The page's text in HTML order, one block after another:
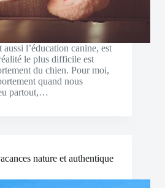
l’éducation canine, est
le plus difficile est
du chien. Pour moi,
quand nous
partout,…
nature et authentique